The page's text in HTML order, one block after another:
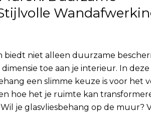
biedt niet alleen duurzame
toe aan je interieur. In
een slimme keuze is voor het
hoe het je ruimte kan
je glasvliesbehang op de muur?